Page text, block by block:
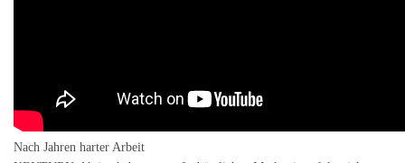
Nach Jahren harter Arbeit